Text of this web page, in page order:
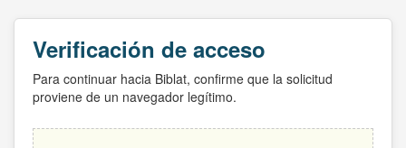
Verificación de acceso
Para continuar hacia Biblat, confirme que la solicitud
proviene de un navegador legítimo.